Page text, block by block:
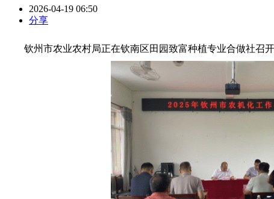
2026-04-19 06:50
分享
钦州市农业农村局正在钦南区田园致富种植专业合做社召开